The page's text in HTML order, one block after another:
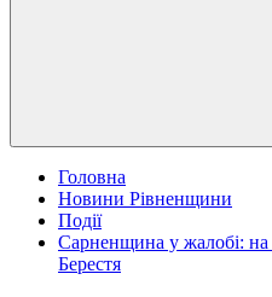
Головна
Новини Рівненщини
Події
Сарненщина у жалобі: на
Берестя